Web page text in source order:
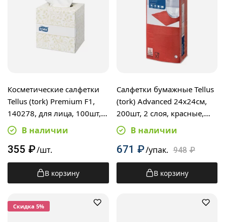
Косметические салфетки
Tellus (tork) Premium F1,
140278, для лица, 100шт, 2
слоя, белые
В наличии
355 ₽/шт.
В корзину
Салфетки бумажные Tellus
(tork) Advanced 24х24см,
200шт, 2 слоя, красные,
477826В наличии
948 ₽
671 ₽/упак.
В корзину
Cкидка 5%